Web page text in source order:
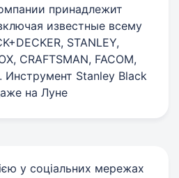
принадлежит
известные всему
STANLEY,
CRAFTSMAN, FACOM,
Инструмент Stanley Black
на Луне
у соціальних мережах